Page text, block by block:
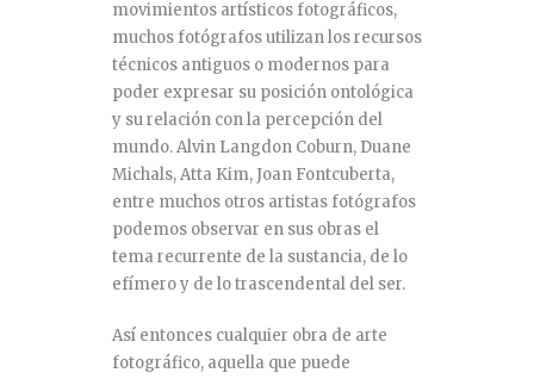
movimientos artísticos fotográficos,
muchos fotógrafos utilizan los recursos
técnicos antiguos o modernos para
poder expresar su posición ontológica
y su relación con la percepción del
mundo. Alvin Langdon Coburn, Duane
Michals, Atta Kim, Joan Fontcuberta,
entre muchos otros artistas fotógrafos
podemos observar en sus obras el
tema recurrente de la sustancia, de lo
efímero y de lo trascendental del ser.
Así entonces cualquier obra de arte
fotográfico, aquella que puede